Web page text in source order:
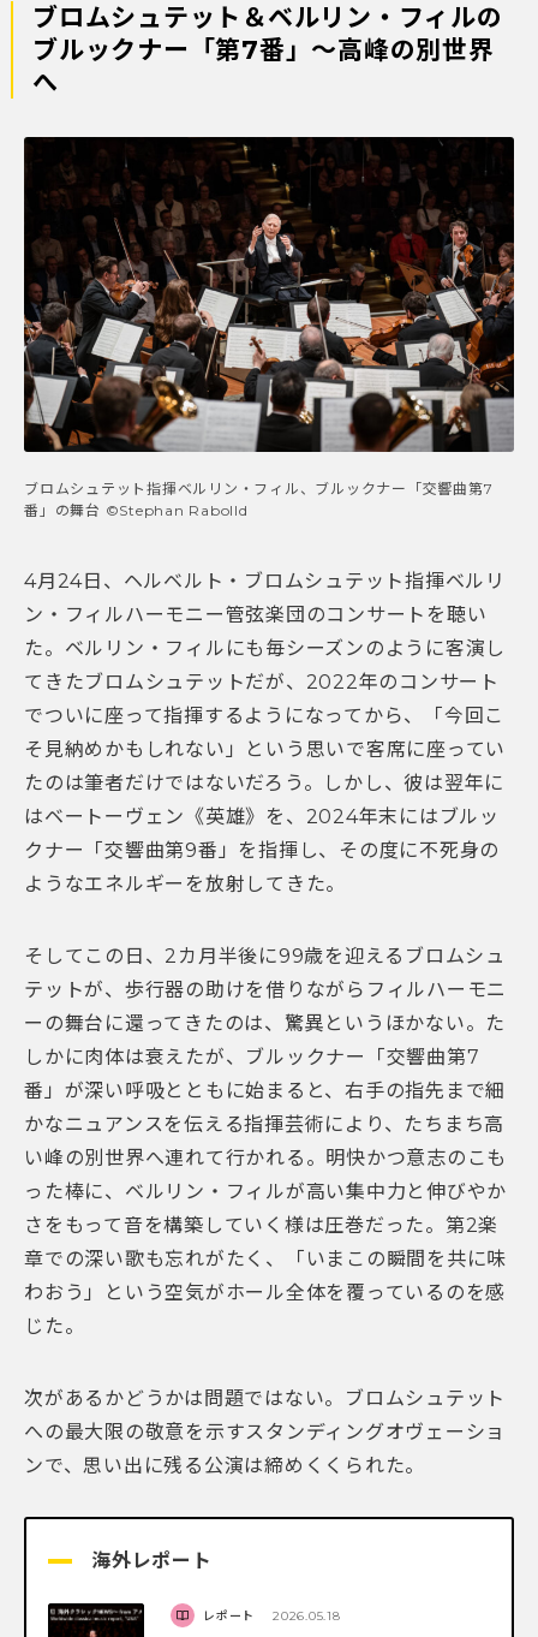
ブロムシュテット＆ベルリン・フィルの
ブルックナー「第7番」～高峰の別世界
へ
ブロムシュテット指揮ベルリン・フィル、ブルックナー「交響曲第7
番」の舞台 ©Stephan Rabolld
4月24日、ヘルベルト・ブロムシュテット指揮ベルリ
ン・フィルハーモニー管弦楽団のコンサートを聴い
た。ベルリン・フィルにも毎シーズンのように客演し
てきたブロムシュテットだが、2022年のコンサート
でついに座って指揮するようになってから、「今回こ
そ見納めかもしれない」という思いで客席に座ってい
たのは筆者だけではないだろう。しかし、彼は翌年に
はベートーヴェン《英雄》を、2024年末にはブルッ
クナー「交響曲第9番」を指揮し、その度に不死身の
ようなエネルギーを放射してきた。
そしてこの日、2カ月半後に99歳を迎えるブロムシュ
テットが、歩行器の助けを借りながらフィルハーモニ
ーの舞台に還ってきたのは、驚異というほかない。た
しかに肉体は衰えたが、ブルックナー「交響曲第7
番」が深い呼吸とともに始まると、右手の指先まで細
かなニュアンスを伝える指揮芸術により、たちまち高
い峰の別世界へ連れて行かれる。明快かつ意志のこも
った棒に、ベルリン・フィルが高い集中力と伸びやか
さをもって音を構築していく様は圧巻だった。第2楽
章での深い歌も忘れがたく、「いまこの瞬間を共に味
わおう」という空気がホール全体を覆っているのを感
じた。
次があるかどうかは問題ではない。ブロムシュテット
への最大限の敬意を示すスタンディングオヴェーショ
ンで、思い出に残る公演は締めくくられた。
海外レポート
レポート 2026.05.18